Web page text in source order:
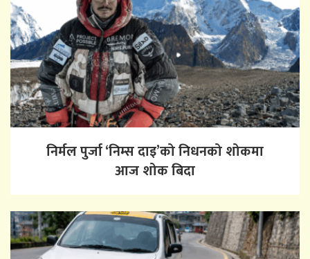
निर्मल पुर्जा ‘निम्स दाइ’को निधनको शोकमा
आज शोक बिदा